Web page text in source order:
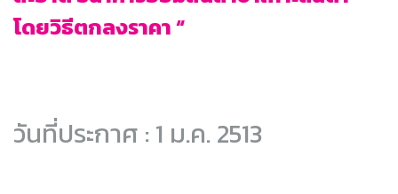
โดยวิธีตกลงราคา “
วันที่ประกาศ : 1 ม.ค. 2513